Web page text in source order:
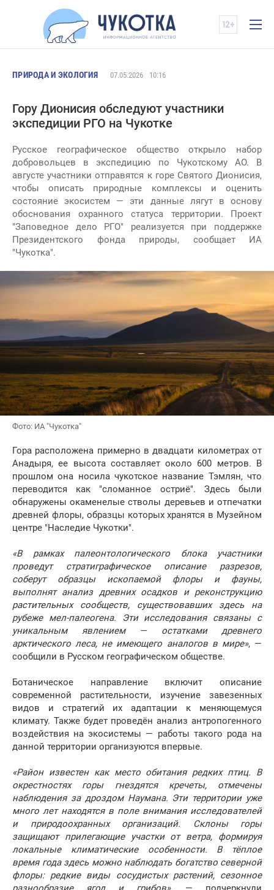
ПРИРОДА И ЭКОЛОГИЯ 07.05.2026 10:16
Гору Дионисия обследуют участники
экспедиции РГО на Чукотке
Русское географическое общество открыло набор
добровольцев в экспедицию по Чукотскому АО. В
августе участники отправятся к горе Святого Дионисия,
чтобы описать природные комплексы и оценить
состояние экосистем — эти данные лягут в основу
обоснования охранного статуса территории. Проект
"Заповедное дело РГО" реализуется при поддержке
Президентского фонда природы, сообщает ИА
"Чукотка".
Фото: ИА "Чукотка"
Гора расположена примерно в двадцати километрах от
Анадыря, ее высота составляет около 600 метров. В
прошлом она носила чукотское название Тэмлян, что
переводится как "сломанное остриё". Здесь были
обнаружены окаменелые стволы деревьев и отпечатки
древней флоры, образцы которых хранятся в Музейном
центре "Наследие Чукотки".
«В рамках палеонтологического блока участники
проведут стратиграфическое описание разрезов,
соберут образцы ископаемой флоры и фауны,
выполнят анализ древних осадков и реконструкцию
растительных сообществ, существовавших здесь на
рубеже мел-палеогена. Эти исследования связаны с
уникальным явлением — остатками древнего
арктического леса, не имеющего аналогов в мире», —
сообщили в Русском географическом обществе.
Ботаническое направление включит описание
современной растительности, изучение завезенных
видов и стратегий их адаптации к меняющемуся
климату. Также будет проведён анализ антропогенного
воздействия на экосистемы — работы такого рода на
данной территории организуются впервые.
«Район известен как место обитания редких птиц. В
окрестностях горы гнездятся кречеты, отмечены
наблюдения за дроздом Наумана. Эти территории уже
много лет находятся в поле внимания исследователей
и природоохранных организаций. Склоны горы
защищают прилегающие участки от ветра, формируя
локальные климатические особенности. В тёплое
время года здесь можно наблюдать богатство северной
флоры: редкие виды сосудистых растений, сезонное